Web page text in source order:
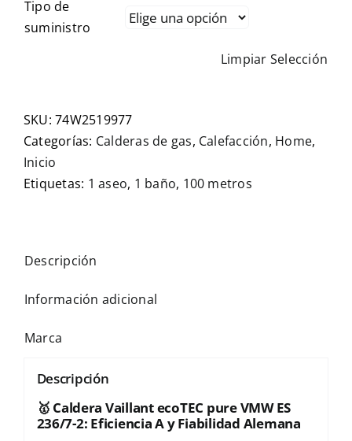
Tipo de
suministro
Limpiar Selección
SKU:74W2519977
Categorías: Calderas de gas, Calefacción, Home,
Inicio
Etiquetas: 1 aseo, 1 baño, 100 metros
Descripción
Información adicional
Marca
Descripción
🥇 Caldera Vaillant ecoTEC pure VMW ES
236/7-2: Eficiencia A y Fiabilidad Alemana